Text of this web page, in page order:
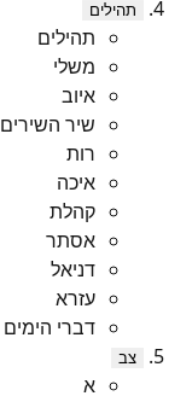
תהילים
תהילים
משלי
איוב
שיר השירים
רות
איכה
קהלת
אסתר
דניאל
עזרא
דברי הימים
צב
א